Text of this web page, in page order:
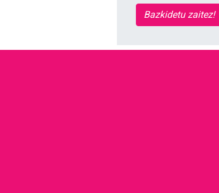
Bazkidetu zaitez!